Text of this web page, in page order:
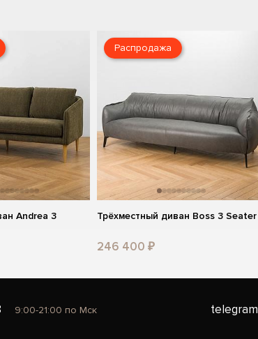
Andrea 3
Распродажа
Трёхместный диван Boss 3 Seater
246 400 ₽
9:00-21:00 по Мск telegram